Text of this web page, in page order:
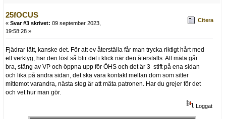
25fOCUS
« Svar #3 skrivet: 09 september 2023,
19:58:28 »
Citera
Fjädrar lätt, kanske det. För att ev återställa får man trycka riktigt hårt med
ett verktyg, har den löst så blir det i klick när den återställs. Att mäta går
bra, stäng av VP och öppna upp för ÖHS och det är 3 stift på ena sidan
och lika på andra sidan, det ska vara kontakt mellan dom som sitter
mittemot varandra, nästa steg är att mäta patronen. Har du grejer för det
och vet hur man gör.
Loggat